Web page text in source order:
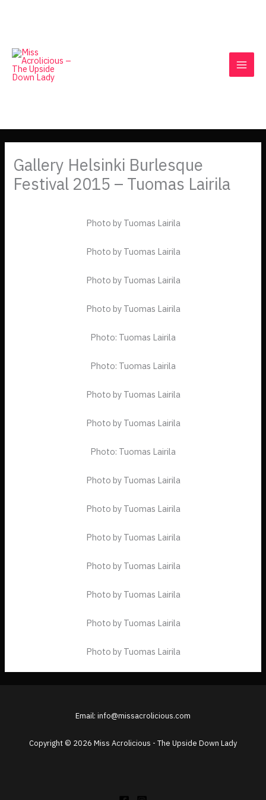
Gallery Helsinki Burlesque
Festival 2015 – Tuomas Lairila
Photo by Tuomas Lairila
Photo by Tuomas Lairila
Photo by Tuomas Lairila
Photo by Tuomas Lairila
Photo: Tuomas Lairila
Photo: Tuomas Lairila
Photo by Tuomas Lairila
Photo by Tuomas Lairila
Photo: Tuomas Lairila
Photo by Tuomas Lairila
Photo by Tuomas Lairila
Photo by Tuomas Lairila
Photo by Tuomas Lairila
Photo by Tuomas Lairila
Photo by Tuomas Lairila
Photo by Tuomas Lairila
Email: info@missacrolicious.com
Copyright © 2026 Miss Acrolicious - The Upside Down Lady